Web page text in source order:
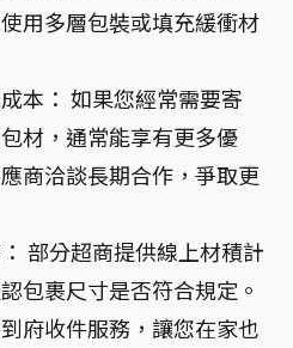
用多層包裝或填充緩衝材
本： 如果您經常需要寄
材，通常能享有更多優
商洽談長期合作，爭取更
部分超商提供線上材積計
包裹尺寸是否符合規定。
府收件服務，讓您在家也